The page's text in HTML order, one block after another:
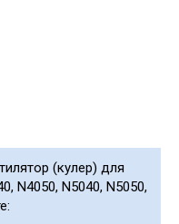
(кулер) для
N4050, N5040, N5050,